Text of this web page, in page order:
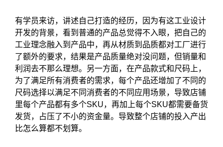
有学员来访，讲述自己打造的经历，因为有这工业设计
开发的背景，看到普通的产品总觉得不入眼，把自己的
工业理念融入到产品中，再从材质到品质都对工厂进行
了额外的要求，结果是产品质量绝对没问题，但销量和
利润去不那么理想。另一方面，在产品款式和尺码上，
为了满足所有消费者的需求，每个产品还增加了不同的
尺码选择以满足不同消费者的不同应用场景，导致店铺
里每个产品都有多个SKU，再加上每个SKU都需要备货
发货，占压了不小的资金量。导致整个店铺的投入产出
比怎么算都不划算。